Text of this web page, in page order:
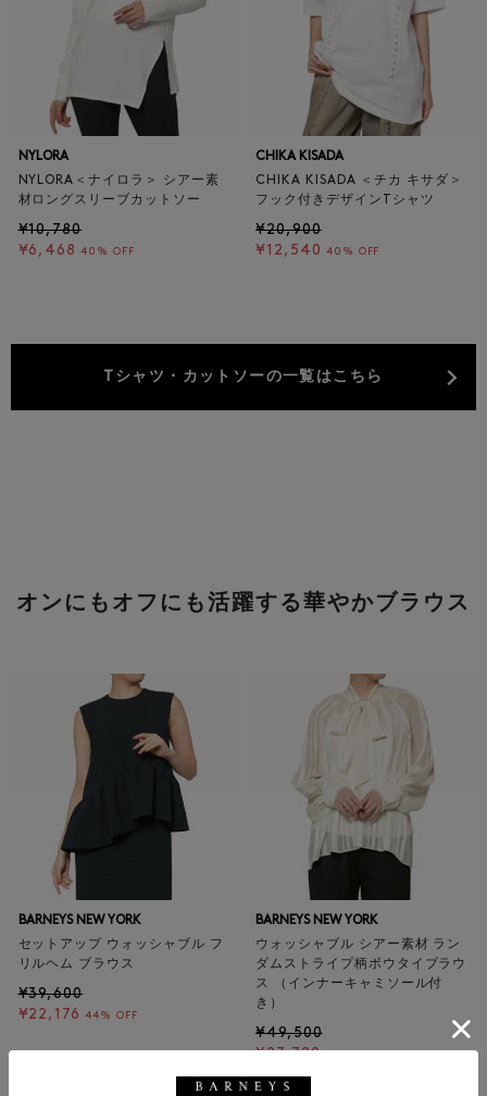
NYLORA
NYLORA＜ナイロラ＞ シアー素
材ロングスリーブカットソー
¥10,780
¥6,468 40% OFF
CHIKA KISADA
CHIKA KISADA ＜チカ キサダ＞
フック付きデザインTシャツ
¥20,900
¥12,540 40% OFF
Tシャツ・カットソーの一覧はこちら
オンにもオフにも活躍する華やかブラウス
BARNEYS NEW YORK
セットアップ ウォッシャブル フ
リルヘム ブラウス
¥39,600
¥22,176 44% OFF
BARNEYS NEW YORK
ウォッシャブル シアー素材 ラン
ダムストライプ柄ボウタイブラウ
ス （インナーキャミソール付
き）
¥49,500
¥27,720